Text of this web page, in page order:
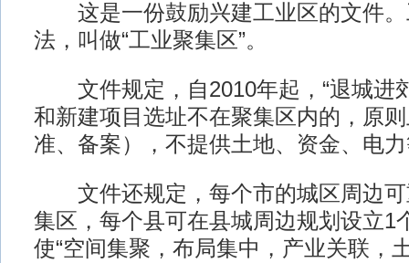
这是一份鼓励兴建工业区的文件。
法，叫做“工业聚集区”。
文件规定，自2010年起，“退城进
和新建项目选址不在聚集区内的，原
准、备案），不提供土地、资金、电
文件还规定，每个市的城区周边可
集区，每个县可在县城周边规划设立1
使“空间集聚，布局集中，产业关联，